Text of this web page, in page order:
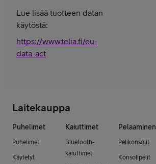
Lue lisää tuotteen datan
käytöstä:
https://www.telia.fi/eu-
data-act
Laitekauppa
Puhelimet
Puhelimet
Käytetyt
Kaiuttimet
Bluetooth-
kaiuttimet
Pelaaminen
Pelikonsolit
Konsolipelit